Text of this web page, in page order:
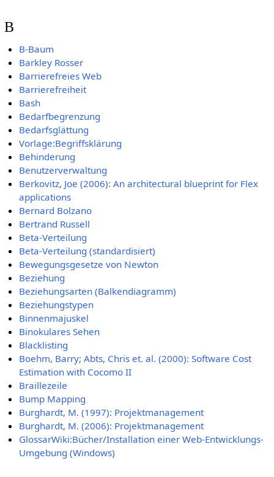
B
B-Baum
Barkley Rosser
Barrierefreies Web
Barrierefreiheit
Bash
Bedarfbegrenzung
Bedarfsglättung
Vorlage:Begriffsklärung
Behinderung
Benutzerverwaltung
Berkovitz, Joe (2006): An architectural blueprint for Flex
applications
Bernard Bolzano
Bertrand Russell
Beta-Verteilung
Beta-Verteilung (standardisiert)
Bewegungsgesetze von Newton
Beziehung
Beziehungsarten (Balkendiagramm)
Beziehungstypen
Binnenmajuskel
Binokulares Sehen
Blacklisting
Boehm, Barry; Abts, Chris et. al. (2000): Software Cost
Estimation with Cocomo II
Braillezeile
Bump Mapping
Burghardt, M. (1997): Projektmanagement
Burghardt, M. (2006): Projektmanagement
GlossarWiki:Bücher/Installation einer Web-Entwicklungs-
Umgebung (Windows)